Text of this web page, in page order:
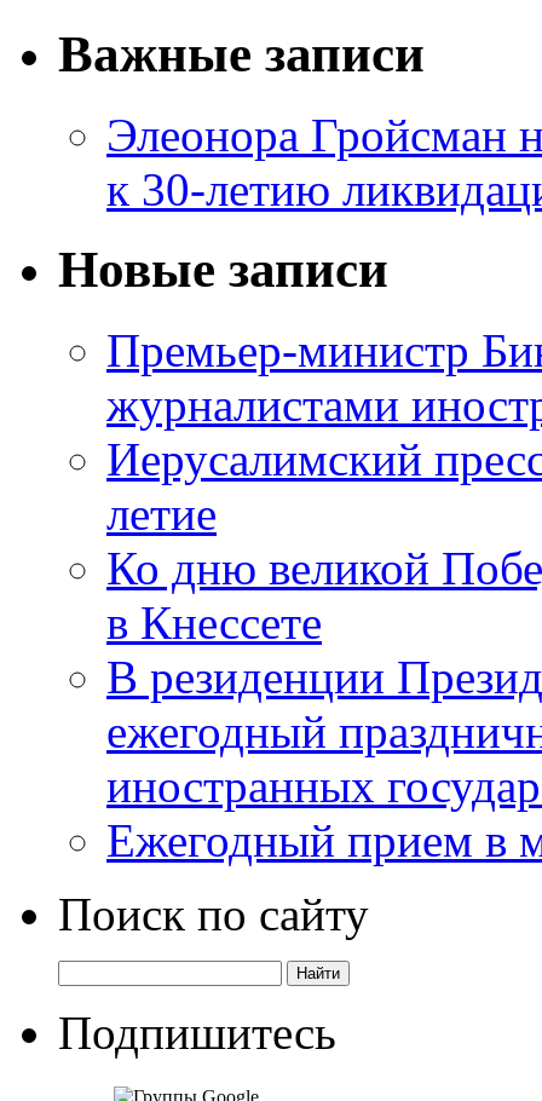
Важные записи
Элеонора Гройсман
к 30-летию
Новые записи
Премьер-министр
журналистами
Иерусалимский
летие
Ко дню великой
в Кнессете
В резиденции
ежегодный
иностранных
Ежегодный прием в
Поиск по сайту
Подпишитесь